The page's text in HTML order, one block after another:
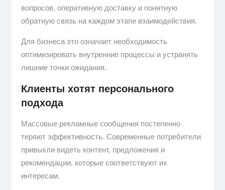
вопросов, оперативную доставку и понятную
обратную связь на каждом этапе взаимодействия.
Для бизнеса это означает необходимость
оптимизировать внутренние процессы и устранять
лишние точки ожидания.
Клиенты хотят персонального
подхода
Массовые рекламные сообщения постепенно
теряют эффективность. Современные потребители
привыкли видеть контент, предложения и
рекомендации, которые соответствуют их
интересам.